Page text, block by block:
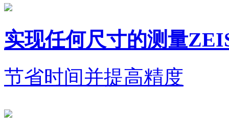
实现任何尺寸的测量
节省时间并提高精度